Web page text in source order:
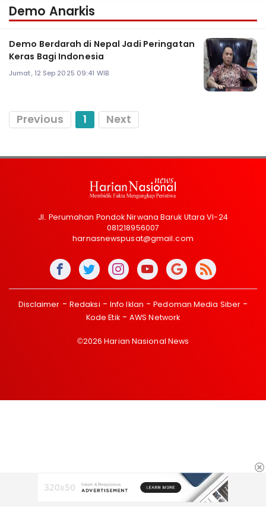
Demo Anarkis
Demo Berdarah di Nepal Jadi Peringatan
Keras Bagi Indonesia
Jumat, 12 Sep 2025 09:41 WIB
Previous 1 Next
Jl. Perumahan Pondok Nirwana Baruk Utara VI-24
081218956007
harnasnewspusat@gmail.com
Disclaimer Redaksi Info Iklan
Pedoman Media Siber
Kode Etik
AWS Network
©2026 Harian Nasional News